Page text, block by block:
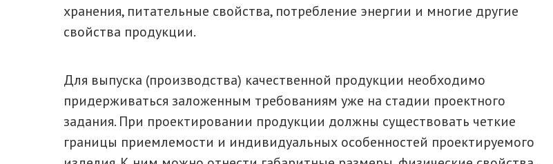
хранения, питательные свойства, потребление энергии и многие другие
свойства продукции.
Для выпуска (производства) качественной продукции необходимо
придерживаться заложенным требованиям уже на стадии проектного
задания. При проектировании продукции должны существовать четкие
границы приемлемости и индивидуальных особенностей проектируемого